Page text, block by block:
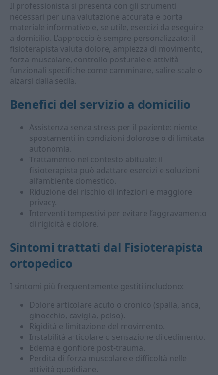
Il professionista si presenta con gli strumenti
necessari per una valutazione accurata e porta
materiale informativo e, se utile, esercizi da eseguire
a domicilio. L’approccio è sempre personalizzato: il
fisioterapista valuta dolore, ampiezza di movimento,
forza muscolare, controllo posturale e attività
funzionali specifiche come camminare, salire scale o
alzarsi dalla sedia.
Benefici del servizio a domicilio
Assistenza senza stress per il paziente: niente
spostamenti in condizioni dolorose o di limitata
autonomia.
Trattamento nel contesto abituale: il
fisioterapista può adattare esercizi e soluzioni
all’ambiente domestico.
Riduzione del rischio di infezioni e maggiore
privacy.
Interventi tempestivi per evitare l’aggravamento
di rigidità e dolore.
Sintomi trattati dal Fisioterapista
ortopedico
I sintomi più frequentemente gestiti includono:
Dolore articolare acuto o cronico (spalla, anca,
ginocchio, caviglia, polso).
Rigidità e limitazione del movimento.
Instabilità articolare o sensazione di cedimento.
Edema e gonfiore post-trauma.
Perdita di forza muscolare e difficoltà nelle
attività quotidiane.